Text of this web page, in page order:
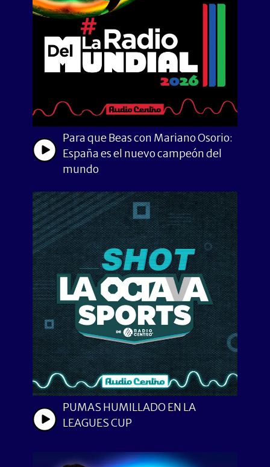
Para que Beas con Mariano Osorio:
España es el nuevo campeón del
mundo
PUMAS HUMILLADO EN LA
LEAGUES CUP